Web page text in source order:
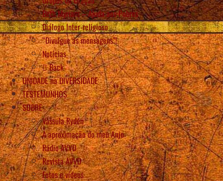
Beth Myriam – Ajuda aos Pobres
Diálogo Inter-religioso
“Divulgue as mensagens”!
Notícias
Back
UNIDADE na DIVERSIDADE
TESTEMUNHOS
SOBRE
Vassula Rydén
A aproximação do meu Anjo
Rádio AVVD
Revista AVVD
Fotos e vídeos